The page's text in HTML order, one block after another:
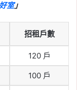
室」
招租戶數
120 戶
100 戶